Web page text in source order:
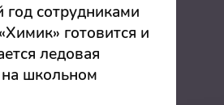
сотрудниками
готовится и
ледовая
школьном